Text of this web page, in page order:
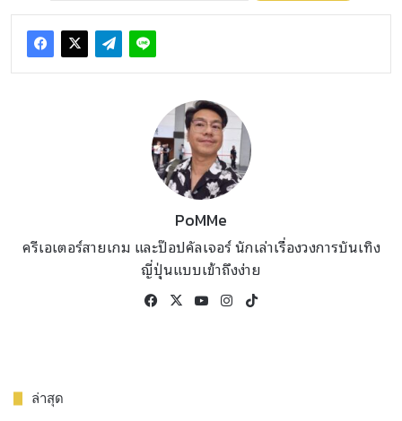
PoMMe
ครีเอเตอร์สายเกม และป๊อปคัลเจอร์ นักเล่าเรื่องวงการบันเทิง
ญี่ปุ่นแบบเข้าถึงง่าย
Facebook
X YouTubeInstagram
ล่าสุด